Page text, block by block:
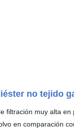
no tejido
filtración muy alta
en comparación